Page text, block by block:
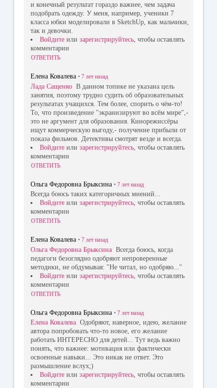
и конечный результат гораздо важнее, чем задача
подобрать одежду. У меня, например, ученики 7
класса юбки моделировали в SketchUp, как мальчики,
так и девочки.
Войдите или зарегистрируйтесь, чтобы оставлять
комментарии
ОТВЕТИТЬ
Елена Ковалева • 7 лет назад
Лада Сащенко В данном топике не указана цель
занятия, поэтому трудно судить об образовательных
результатах учащихся. Тем более, спорить о чём-то!
То, что произведение "экранизируют во всём мире",-
это не аргумент для образования. Кинорежиссёры
ищут коммерческую выгоду,- получение прибыли от
показа фильмов. Детективы смотрят везде и всегда.
Войдите или зарегистрируйтесь , чтобы оставлять
комментарии
ОТВЕТИТЬ
Ольга Федоровна Брыксина • 7 лет назад
Всегда боюсь таких категоричных мнений...
Войдите или зарегистрируйтесь, чтобы оставлять
комментарии
ОТВЕТИТЬ
Елена Ковалева • 7 лет назад
Ольга Федоровна Брыксина Всегда боюсь, когда
педагоги безоглядно одобряют непроверенные
методики, не обдумывая: "Не читал, но одобряю..."
Войдите или зарегистрируйтесь , чтобы оставлять
комментарии
ОТВЕТИТЬ
Ольга Федоровна Брыксина • 7 лет назад
Елена Ковалева Одобряют, наверное, идею, желание
автора попробовать что-то новое, его желание
работать ИНТЕРЕСНО для детей... Тут ведь важно
понять, что важнее: мотивация или фактически
освоенные навыки... Это никак не ответ. Это
размышление вслух;)
Войдите или зарегистрируйтесь, чтобы оставлять
комментарии